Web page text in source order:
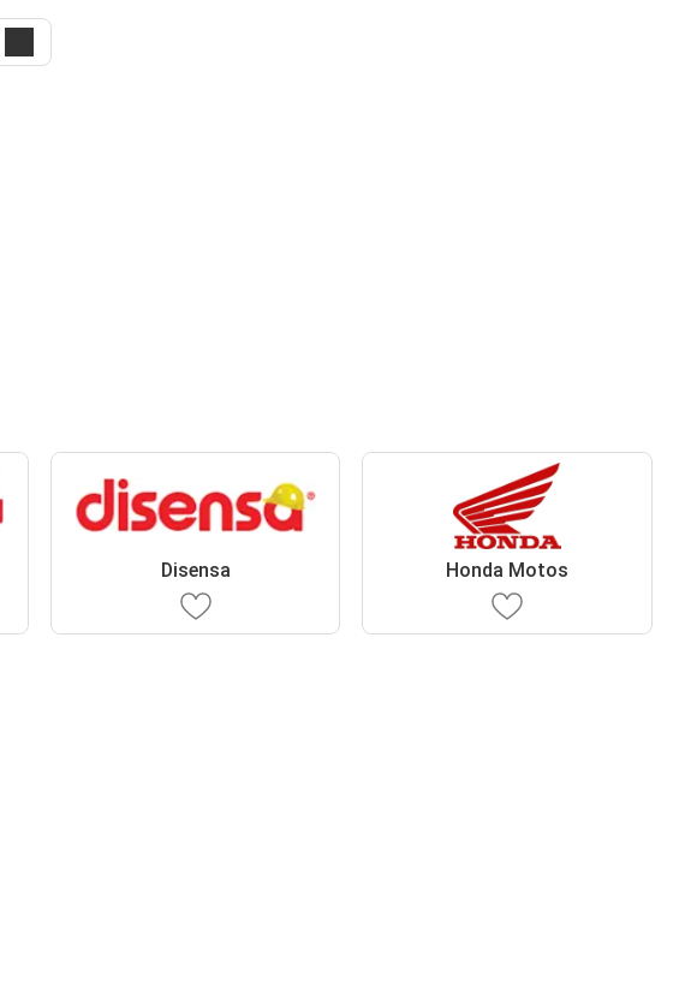
Disensa Honda Motos